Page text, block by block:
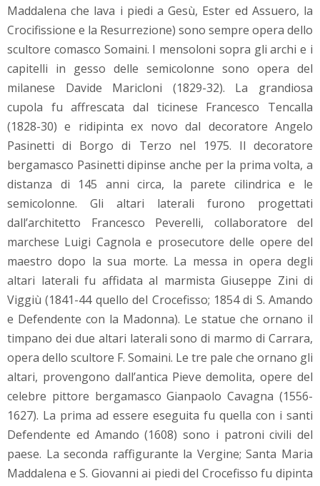
Maddalena che lava i piedi a Gesù, Ester ed Assuero, la
Crocifissione e la Resurrezione) sono sempre opera dello
scultore comasco Somaini. I mensoloni sopra gli archi e i
capitelli in gesso delle semicolonne sono opera del
milanese Davide Maricloni (1829-32). La grandiosa
cupola fu affrescata dal ticinese Francesco Tencalla
(1828-30) e ridipinta ex novo dal decoratore Angelo
Pasinetti di Borgo di Terzo nel 1975. Il decoratore
bergamasco Pasinetti dipinse anche per la prima volta, a
distanza di 145 anni circa, la parete cilindrica e le
semicolonne. Gli altari laterali furono progettati
dall’architetto Francesco Peverelli, collaboratore del
marchese Luigi Cagnola e prosecutore delle opere del
maestro dopo la sua morte. La messa in opera degli
altari laterali fu affidata al marmista Giuseppe Zini di
Viggiù (1841-44 quello del Crocefisso; 1854 di S. Amando
e Defendente con la Madonna). Le statue che ornano il
timpano dei due altari laterali sono di marmo di Carrara,
opera dello scultore F. Somaini. Le tre pale che ornano gli
altari, provengono dall’antica Pieve demolita, opere del
celebre pittore bergamasco Gianpaolo Cavagna (1556-
1627). La prima ad essere eseguita fu quella con i santi
Defendente ed Amando (1608) sono i patroni civili del
paese. La seconda raffigurante la Vergine; Santa Maria
Maddalena e S. Giovanni ai piedi del Crocefisso fu dipinta